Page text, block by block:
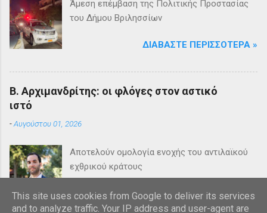
Άμεση επέμβαση της Πολιτικής Προστασίας
του Δήμου Βριλησσίων
ΔΙΑΒΆΣΤΕ ΠΕΡΙΣΣΌΤΕΡΑ »
Β. Αρχιμανδρίτης: οι φλόγες στον αστικό
ιστό
-Αυγούστου 01, 2026
Αποτελούν ομολογία ενοχής του αντιλαϊκού
εχθρικού κράτους
ΔΙΑΒΆΣΤΕ ΠΕΡΙΣΣΌΤΕΡΑ »
This site uses cookies from Google to deliver its services
and to analyze traffic. Your IP address and user-agent are